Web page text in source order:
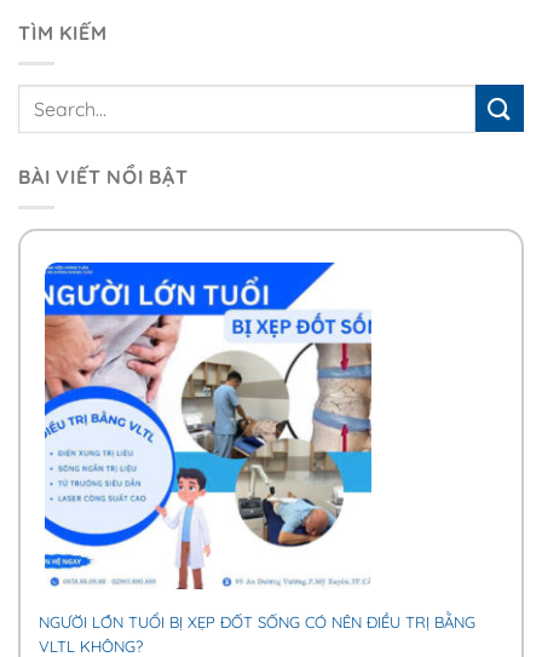
TÌM KIẾM
BÀI VIẾT NỔI BẬT
NGƯỜI LỚN TUỔI BỊ XẸP ĐỐT SỐNG CÓ NÊN ĐIỀU TRỊ BẰNG
VLTL KHÔNG?